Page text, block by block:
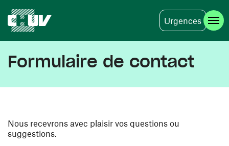
Urgences
Formulaire de contact
Nous recevrons avec plaisir vos questions ou
suggestions.